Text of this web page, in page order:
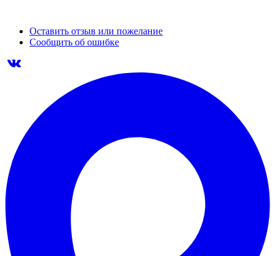
Оставить отзыв или пожелание
Сообщить об ошибке